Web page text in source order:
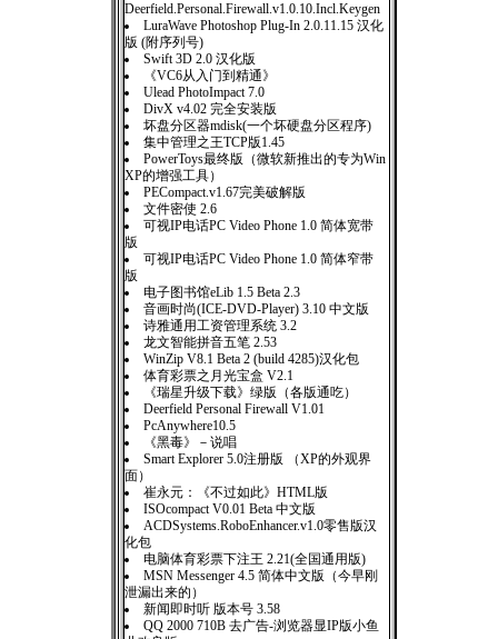
Deerfield.Personal.Firewall.v1.0.10.Incl.Keygen
LuraWave Photoshop Plug-In 2.0.11.15 汉化
版 (附序列号)
Swift 3D 2.0 汉化版
《VC6从入门到精通》
Ulead PhotoImpact 7.0
DivX v4.02 完全安装版
坏盘分区器mdisk(一个坏硬盘分区程序)
集中管理之王TCP版1.45
PowerToys最终版（微软新推出的专为Win
XP的增强工具）
PECompact.v1.67完美破解版
文件密使 2.6
可视IP电话PC Video Phone 1.0 简体宽带
版
可视IP电话PC Video Phone 1.0 简体窄带
版
电子图书馆eLib 1.5 Beta 2.3
音画时尚(ICE-DVD-Player) 3.10 中文版
诗雅通用工资管理系统 3.2
龙文智能拼音五笔 2.53
WinZip V8.1 Beta 2 (build 4285)汉化包
体育彩票之月光宝盒 V2.1
《瑞星升级下载》绿版（各版通吃）
Deerfield Personal Firewall V1.01
PcAnywhere10.5
《黑毒》－说唱
Smart Explorer 5.0注册版 （XP的外观界
面）
崔永元：《不过如此》HTML版
ISOcompact V0.01 Beta 中文版
ACDSystems.RoboEnhancer.v1.0零售版汉
化包
电脑体育彩票下注王 2.21(全国通用版)
MSN Messenger 4.5 简体中文版（今早刚
泄漏出来的）
新闻即时听 版本号 3.58
QQ 2000 710B 去广告-浏览器显IP版小鱼